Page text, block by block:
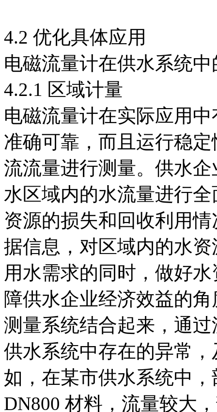
4.2 优化具体应用
电磁流量计在供水系统
4.2.1 区域计量
电磁流量计在实际应用
准确可靠，而且运行稳
流流量进行测量。供水
水区域内的水流量进行
资源的损失和回收利用
据信息，对区域内的水
用水需求的同时，做好
障供水企业经济效益的
测量系统结合起来，通
供水系统中存在的异常
如，在某市供水系统中
DN800 材料，流量较大